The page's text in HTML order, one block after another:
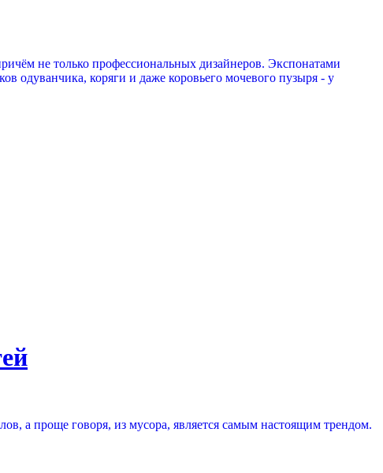
не только профессиональных дизайнеров. Экспонатами
одуванчика, коряги и даже коровьего мочевого пузыря - у
а проще говоря, из мусора, является самым настоящим трендом.